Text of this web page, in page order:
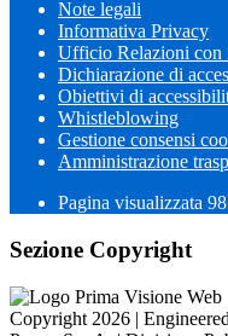
Note legali
Informativa Privacy
Ufficio Relazioni con
Dichiarazione di
Obiettivi di
Whistleblowing
Gestione consensi
Amministrazione
Pagina visualizzata
Sezione Copyright
Copyright 2026 |